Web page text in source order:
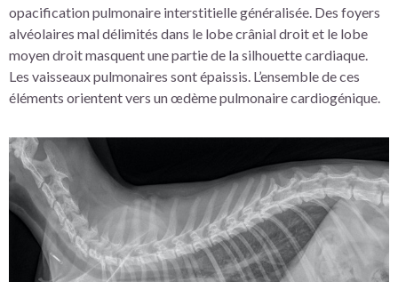
opacification pulmonaire interstitielle généralisée. Des foyers
alvéolaires mal délimités dans le lobe crânial droit et le lobe
moyen droit masquent une partie de la silhouette cardiaque.
Les vaisseaux pulmonaires sont épaissis. L’ensemble de ces
éléments orientent vers un œdème pulmonaire cardiogénique.